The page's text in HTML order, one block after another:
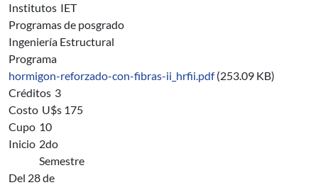
Institutos IET
Programas de posgrado
Ingeniería Estructural
Programa
hormigon-reforzado-con-fibras-ii_hrfii.pdf (253.09 KB)
Créditos 3
Costo U$s 175
Cupo 10
Inicio 2do
Semestre
Del 28 de